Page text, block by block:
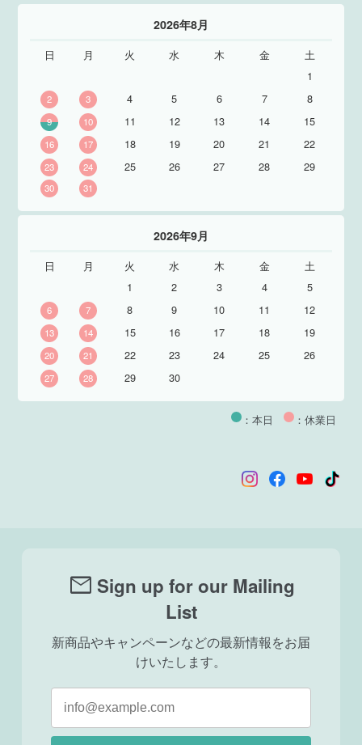
2026年8月
日 月 火 水 木 金
土
1
2 3 4 5 6 7 8
9 10 11 12 13 14 15
16 17 18 19 20 21 22
23 24 25 26 27 28 29
30 31
2026年9月
日 月 火 水 木 金
土
1
2 3 4 5
6 7 8 9 10 11 12
13 14 15 16 17 18 19
20 21 22 23 24 25 26
27 28 29 30
：本日 ：休業日
mail Sign up for our Mailing
List
新商品やキャンペーンなどの最新情報をお届
けいたします。